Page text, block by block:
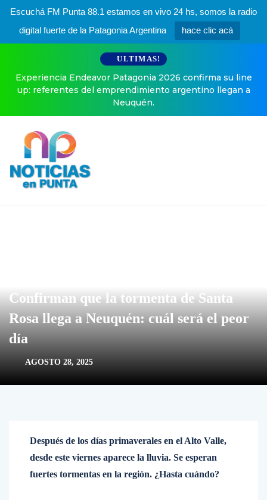
Escuchá FM Punta 88.1 estamos en vivo 24 hs, somos la radio
digital fuerte de la Patagonia Argentina
hace clic acá
ULTIMAS!
Experiencia Endeavor Patagonia 2026 confirma su line
up: referentes del emprendimiento argentino llegan a
Neuquén.
Confirman que la tormenta de Santa
Rosa llega a Neuquén: cuál será el peor
día
AGOSTO 28, 2025
Después de los días primaverales en el Alto Valle,
desde este viernes aparece la lluvia. Se esperan
fuertes tormentas en la región. ¿Hasta cuándo?